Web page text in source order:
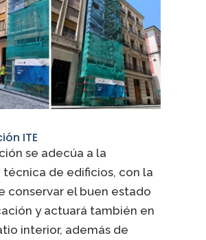
ITE
se adecúa a la
técnica de edificios, con la
conservar el buen estado
y actuará también en
interior, además de